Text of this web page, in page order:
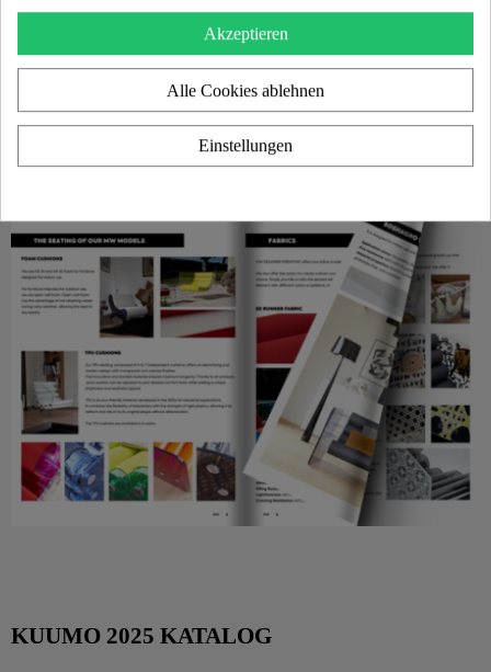
KUUMO 2025 KATALOG
Akzeptieren
Alle Cookies ablehnen
Einstellungen